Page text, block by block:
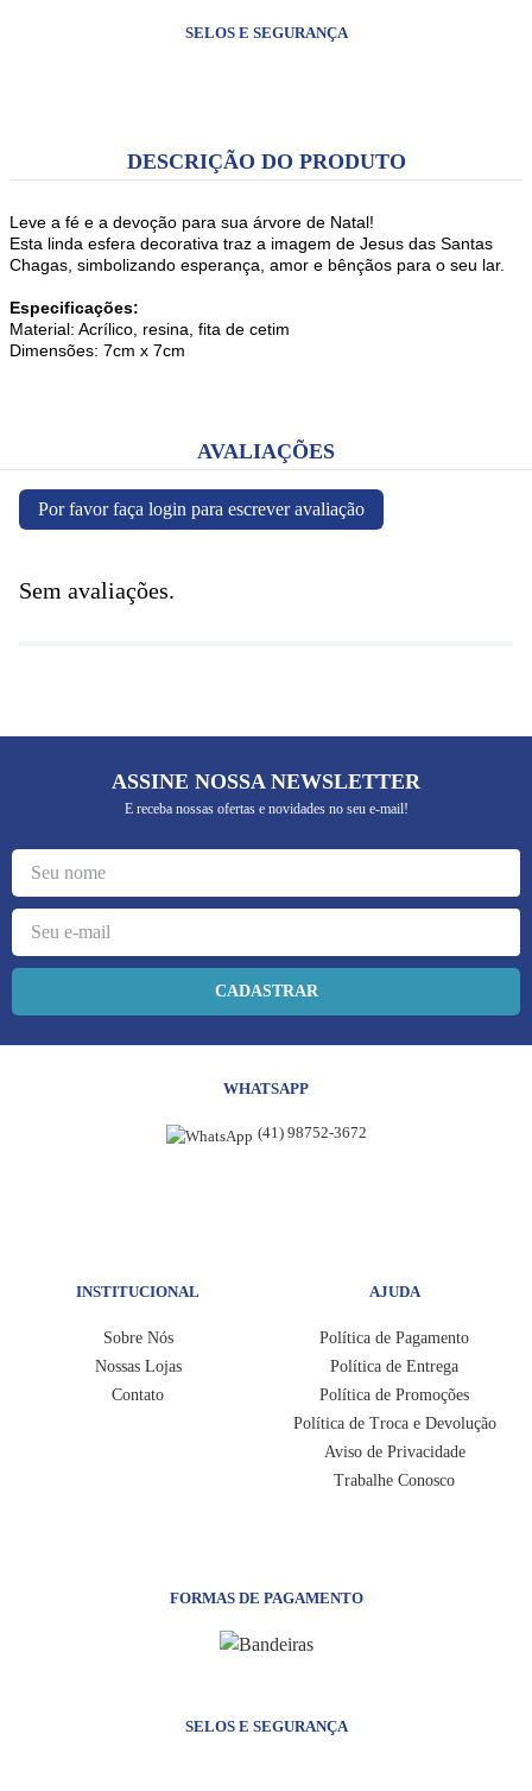
SELOS E SEGURANÇA
DESCRIÇÃO DO PRODUTO
Leve a fé e a devoção para sua árvore de Natal!
Esta linda esfera decorativa traz a imagem de Jesus das Santas
Chagas, simbolizando esperança, amor e bênçãos para o seu lar.
Especificações:
Material: Acrílico, resina, fita de cetim
Dimensões: 7cm x 7cm
AVALIAÇÕES
Por favor faça login para escrever avaliação
Sem avaliações.
ASSINE NOSSA NEWSLETTER
E receba nossas ofertas e novidades no seu e-mail!
CADASTRAR
WHATSAPP
(41) 98752-3672
INSTITUCIONAL
Sobre Nós
Nossas Lojas
Contato
AJUDA
Política de Pagamento
Política de Entrega
Política de Promoções
Política de Troca e Devolução
Aviso de Privacidade
Trabalhe Conosco
FORMAS DE PAGAMENTO
SELOS E SEGURANÇA